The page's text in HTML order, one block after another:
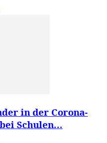
in der Corona-
Schulen...